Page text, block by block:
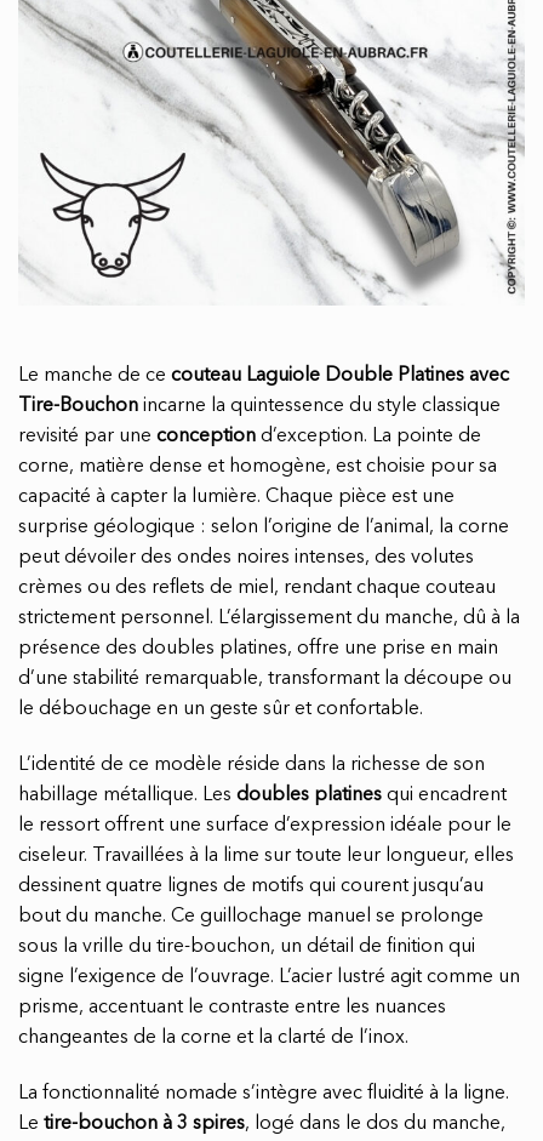
Le manche de ce couteau Laguiole Double Platines avec
Tire-Bouchon incarne la quintessence du style classique
revisité par une conception d’exception. La pointe de
corne, matière dense et homogène, est choisie pour sa
capacité à capter la lumière. Chaque pièce est une
surprise géologique : selon l’origine de l’animal, la corne
peut dévoiler des ondes noires intenses, des volutes
crèmes ou des reflets de miel, rendant chaque couteau
strictement personnel. L’élargissement du manche, dû à la
présence des doubles platines, offre une prise en main
d’une stabilité remarquable, transformant la découpe ou
le débouchage en un geste sûr et confortable.
L’identité de ce modèle réside dans la richesse de son
habillage métallique. Les doubles platines qui encadrent
le ressort offrent une surface d’expression idéale pour le
ciseleur. Travaillées à la lime sur toute leur longueur, elles
dessinent quatre lignes de motifs qui courent jusqu’au
bout du manche. Ce guillochage manuel se prolonge
sous la vrille du tire-bouchon, un détail de finition qui
signe l’exigence de l’ouvrage. L’acier lustré agit comme un
prisme, accentuant le contraste entre les nuances
changeantes de la corne et la clarté de l’inox.
La fonctionnalité nomade s’intègre avec fluidité à la ligne.
Le tire-bouchon à 3 spires, logé dans le dos du manche,